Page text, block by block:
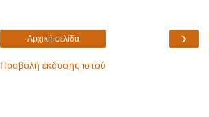
›
Αρχική σελίδα
Προβολή έκδοσης ιστού